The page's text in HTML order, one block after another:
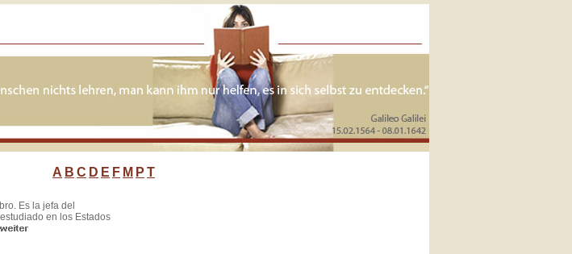
A B C D E F M P T
Es la jefa del
en los Estados